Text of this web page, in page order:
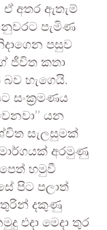
ඒ අතර ඇතැම්
පැමිණ
පසුව
ජීවිත කතා
හැගෙයි.
සංක‍්‍රමණය
යන
සැලසුමක්
අරමුණු
හමුවී
පිට පලාත්
දකුණු
එදා මෙදා තුර